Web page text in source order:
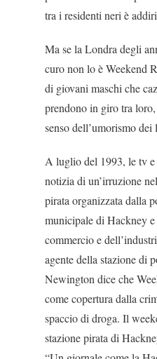
tra i residenti neri è
Ma se la Londra degli
curo non lo è Weekend
di giovani maschi che
pren­dono in giro tra
senso dell’umorismo
A luglio del 1993, le tv
notizia di un’irruzione
pirata organizzata dalla
municipale di Hackney
commercio e
agente della stazione di
Newington dice che
come copertura dalla
spaccio di droga. Il
stazione pirata di